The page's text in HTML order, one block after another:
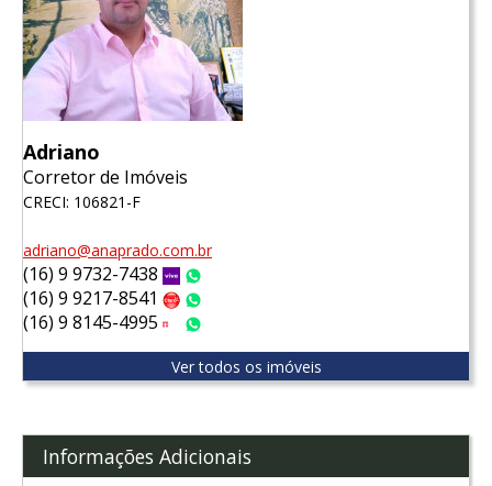
Adriano
Corretor de Imóveis
CRECI: 106821-F
adriano@anaprado.com.br
(16) 9 9732-7438 Vivo
(16) 9 9217-8541 Claro
(16) 9 8145-4995 Tim
Ver todos os imóveis
Informações Adicionais